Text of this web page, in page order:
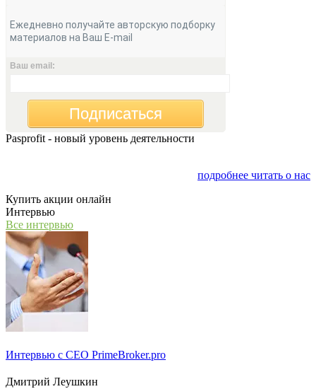
Ежедневно получайте авторскую подборку
материалов на Ваш E-mail
Ваш email:
Подписаться
Pasprofit - новый уровень деятельности
подробнее читать о нас
Купить акции онлайн
Интервью
Все интервью
Интервью с СЕО PrimeBroker.pro
Дмитрий Леушкин